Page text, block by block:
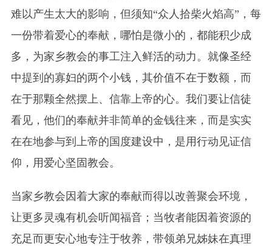
难以产生太大的影响，但须知“众人拾柴火焰高”，每
一份带着爱心的奉献，哪怕是微小的，都能积少成
多，为家乡教会的事工注入鲜活的动力。就像圣经
中提到的寡妇的两个小钱，其价值不在于数额，而
在于那颗全然摆上、信靠上帝的心。我们要让信徒
看见，他们的奉献并非简单的金钱往来，而是实实
在在地参与到上帝的国度建设中，是用行动见证信
仰，用爱心坚固教会。
当家乡教会因着大家的奉献而得以改善聚会环境，
让更多灵魂有机会听闻福音；当牧者能因着资源的
充足而更安心地专注于牧养，带领弟兄姊妹在真理